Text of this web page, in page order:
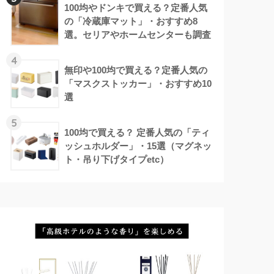
100均やドンキで買える？定番人気
の「冷蔵庫マット」・おすすめ8
選。セリアやホームセンターも調査
4
無印や100均で買える？定番人気の
「マスクストッカー」・おすすめ10
選
5
100均で買える？ 定番人気の「ティ
ッシュホルダー」・15選（マグネッ
ト・吊り下げタイプetc）